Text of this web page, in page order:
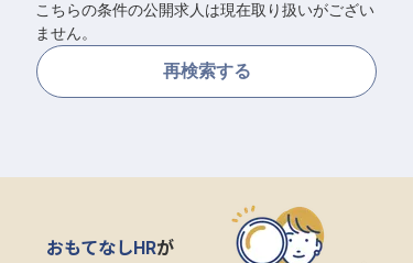
こちらの条件の公開求人は現在取り扱いがござい
ません。
再検索する
おもてなしHRが